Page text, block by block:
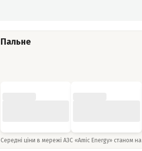
Пальне
Середні ціни в мережі АЗС «Amic Energy» станом на